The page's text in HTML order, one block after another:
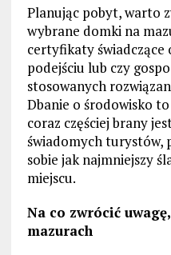
Planując pobyt, warto
wybrane domki na
certyfikaty
podejściu lub czy
stosowanych
Dbanie o środowisko
coraz częściej brany
świadomych turystów,
sobie jak najmniejszy
miejscu.
Na co zwrócić
mazurach